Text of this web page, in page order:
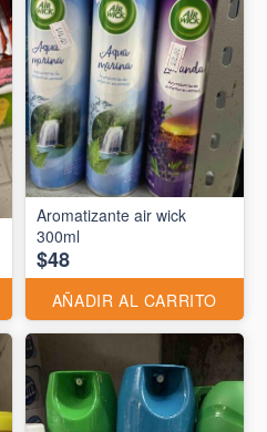
Aromatizante air wick
300ml
$48
AÑADIR AL CARRITO